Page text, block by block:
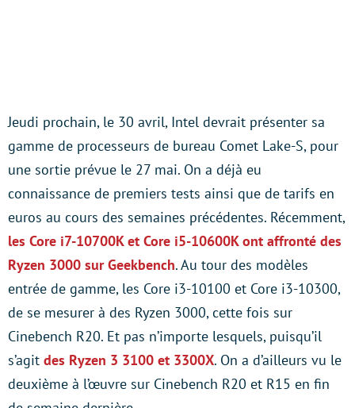
Jeudi prochain, le 30 avril, Intel devrait présenter sa
gamme de processeurs de bureau Comet Lake-S, pour
une sortie prévue le 27 mai. On a déjà eu
connaissance de premiers tests ainsi que de tarifs en
euros au cours des semaines précédentes. Récemment,
les Core i7-10700K et Core i5-10600K ont affronté des
Ryzen 3000 sur Geekbench. Au tour des modèles
entrée de gamme, les Core i3-10100 et Core i3-10300,
de se mesurer à des Ryzen 3000, cette fois sur
Cinebench R20. Et pas n’importe lesquels, puisqu’il
s’agit des Ryzen 3 3100 et 3300X. On a d’ailleurs vu le
deuxième à l’œuvre sur Cinebench R20 et R15 en fin